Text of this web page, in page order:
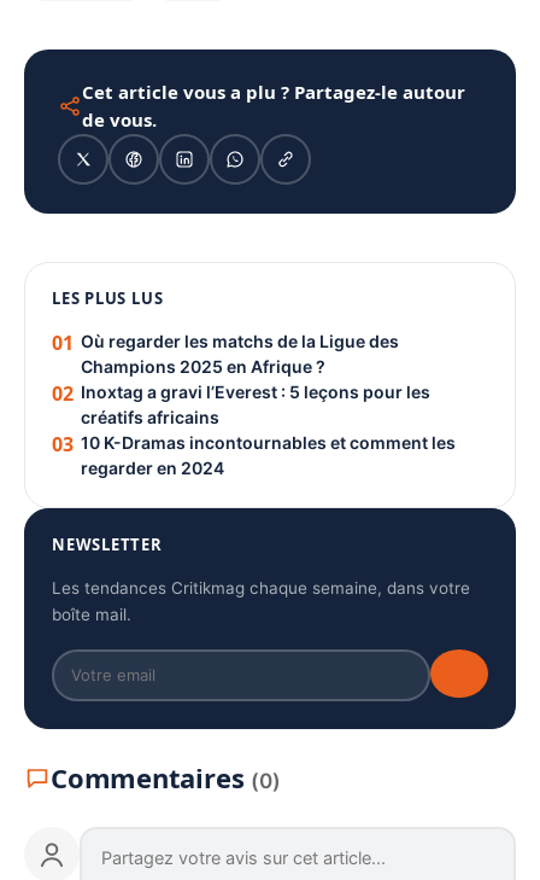
Cet article vous a plu ? Partagez-le autour
de vous.
PUBLICITÉ
LES PLUS LUS
01 Où regarder les matchs de la Ligue des
Champions 2025 en Afrique ?
02 Inoxtag a gravi l’Everest : 5 leçons pour les
créatifs africains
03 10 K-Dramas incontournables et comment les
regarder en 2024
NEWSLETTER
Les tendances Critikmag chaque semaine, dans votre
boîte mail.
Commentaires (0)